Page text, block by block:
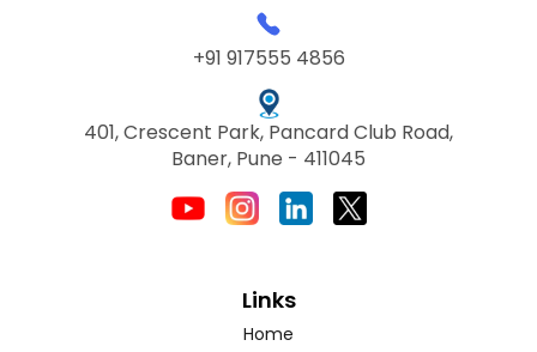
+91 917555 4856
401, Crescent Park, Pancard Club Road,
Baner, Pune - 411045
Links
Home